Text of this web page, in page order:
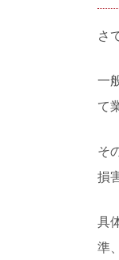
さ
一
て
そ
損
具
準